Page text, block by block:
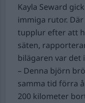
Kayla Seward
immiga rutor.
tupplur efter att
säten,
bilägaren var det
– Denna björn
samma tid förra
200 kilometer